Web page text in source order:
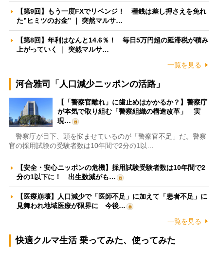
【第9回】もう一度FXでリベンジ！ 種銭は差し押さえを免れ
た”ヒミツのお金” ｜ 突然マルサ…
【第8回】年利はなんと14.6％！ 毎日5万円超の延滞税が積み
上がっていく ｜ 突然マルサ…
一覧を見る
河合雅司「人口減少ニッポンの活路」
【「警察官離れ」に歯止めはかかるか？】警察庁
が本気で取り組む「警察組織の構造改革」 実
現…
警察庁が目下、頭を悩ませているのが「警察官不足」だ。警察
官の採用試験の受験者数は10年間で2分の1以…
【安全・安心ニッポンの危機】採用試験受験者数は10年間で2
分の1以下に！ 出生数減がも…
【医療崩壊】人口減少で「医師不足」に加えて「患者不足」に
見舞われ地域医療が限界に 今後…
一覧を見る
快適クルマ生活 乗ってみた、使ってみた